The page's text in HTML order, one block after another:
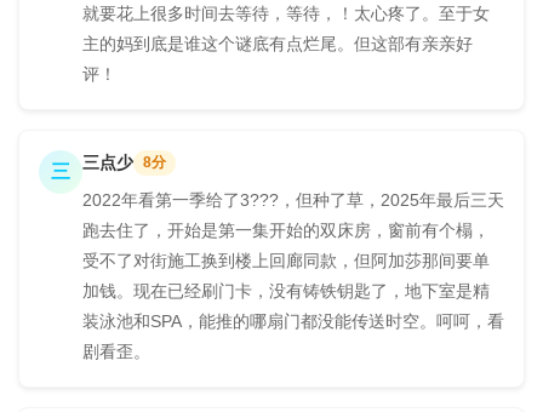
就要花上很多时间去等待，等待，！太心疼了。至于女
主的妈到底是谁这个谜底有点烂尾。但这部有亲亲好
评！
三 三点少 8分
2022年看第一季给了3???，但种了草，2025年最后三天
跑去住了，开始是第一集开始的双床房，窗前有个榻，
受不了对街施工换到楼上回廊同款，但阿加莎那间要单
加钱。现在已经刷门卡，没有铸铁钥匙了，地下室是精
装泳池和SPA，能推的哪扇门都没能传送时空。呵呵，看
剧看歪。